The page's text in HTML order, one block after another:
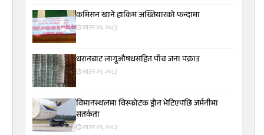
कमिसन खाने हाकिम अख्तियारको फन्दामा
साउन २१, २०८३
धरानबाट लागूऔषधसहित पाँच जना पक्राउ
साउन २१, २०८३
विमानस्थलमा विस्फोटक ड्रोन भेटिएपछि जर्मनीमा
सतर्कता
साउन २१, २०८३